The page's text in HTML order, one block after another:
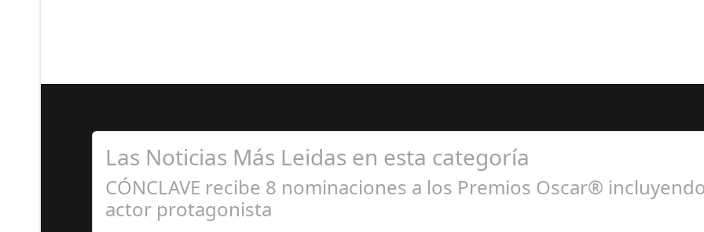
Las Noticias Más Leidas en esta categoría
CÓNCLAVE recibe 8 nominaciones a los Premios Oscar®
actor protagonista